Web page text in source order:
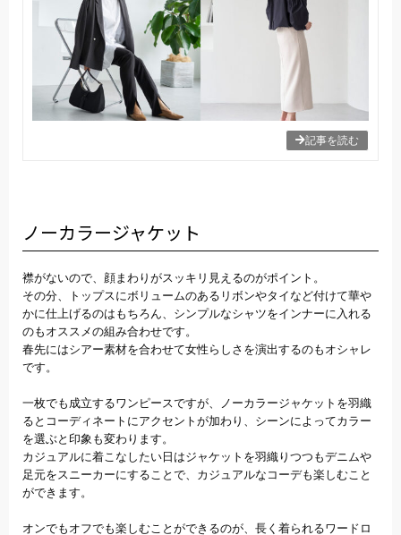
記事を読む
ノーカラージャケット
襟がないので、顔まわりがスッキリ見えるのがポイント。
その分、トップスにボリュームのあるリボンやタイなど付けて華や
かに仕上げるのはもちろん、シンプルなシャツをインナーに入れる
のもオススメの組み合わせです。
春先にはシアー素材を合わせて女性らしさを演出するのもオシャレ
です。
一枚でも成立するワンピースですが、ノーカラージャケットを羽織
るとコーディネートにアクセントが加わり、シーンによってカラー
を選ぶと印象も変わります。
カジュアルに着こなしたい日はジャケットを羽織りつつもデニムや
足元をスニーカーにすることで、カジュアルなコーデも楽しむこと
ができます。
オンでもオフでも楽しむことができるのが、長く着られるワードロ